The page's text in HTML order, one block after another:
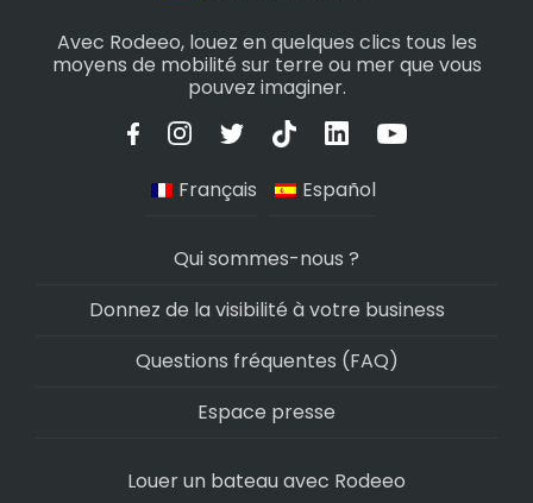
Avec Rodeeo, louez en quelques clics tous les
moyens de mobilité sur terre ou mer que vous
pouvez imaginer.
Français Español
Qui sommes-nous ?
Donnez de la visibilité à votre business
Questions fréquentes (FAQ)
Espace presse
Louer un bateau avec Rodeeo